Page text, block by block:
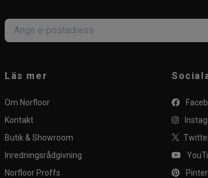
Läs mer
Om Norfloor
Kontakt
Butik & Showroom
Inredningsrådgivning
Norfloor Proffs